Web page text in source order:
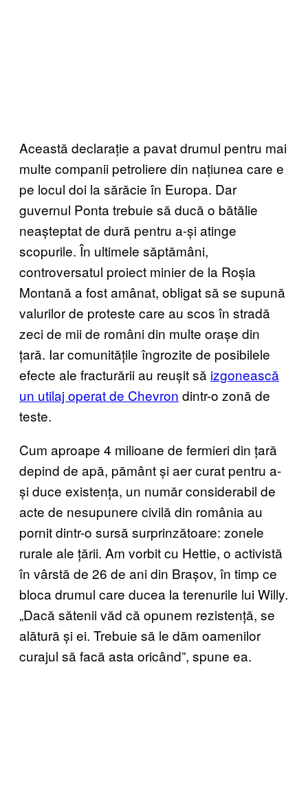
Această declarație a pavat drumul pentru mai
multe companii petroliere din națiunea care e
pe locul doi la sărăcie în Europa. Dar
guvernul Ponta trebuie să ducă o bătălie
neașteptat de dură pentru a-și atinge
scopurile. În ultimele săptămâni,
controversatul proiect minier de la Roșia
Montană a fost amânat, obligat să se supună
valurilor de proteste care au scos în stradă
zeci de mii de români din multe orașe din
țară. Iar comunitățile îngrozite de posibilele
efecte ale fracturării au reușit să izgonească
un utilaj operat de Chevron dintr-o zonă de
teste.
Cum aproape 4 milioane de fermieri din țară
depind de apă, pământ și aer curat pentru a-
și duce existența, un număr considerabil de
acte de nesupunere civilă din românia au
pornit dintr-o sursă surprinzătoare: zonele
rurale ale țării. Am vorbit cu Hettie, o activistă
în vârstă de 26 de ani din Brașov, în timp ce
bloca drumul care ducea la terenurile lui Willy.
„Dacă sătenii văd că opunem rezistență, se
alătură și ei. Trebuie să le dăm oamenilor
curajul să facă asta oricând”, spune ea.